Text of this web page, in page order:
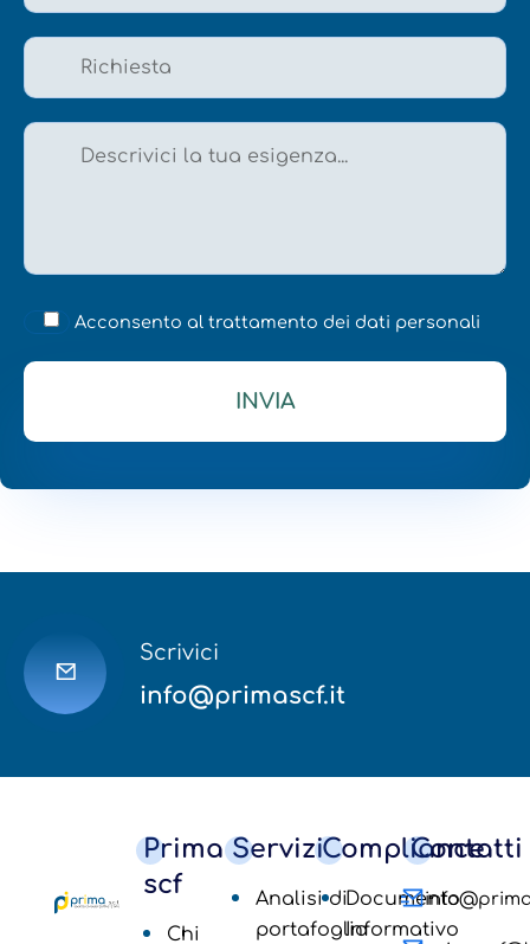
Acconsento al trattamento dei dati personali
Scrivici
info@primascf.it
Prima
scf
Chi
Servizi
Analisi di
portafoglio
Compliance
Documento
Informativo
Contatti